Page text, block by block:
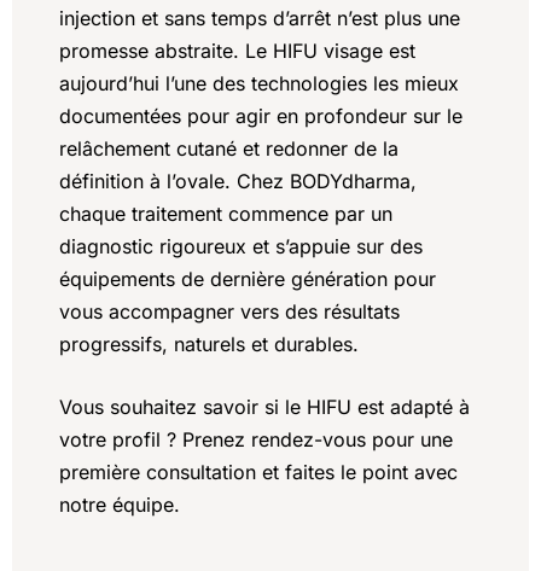
injection et sans temps d’arrêt n’est plus une
promesse abstraite. Le HIFU visage est
aujourd’hui l’une des technologies les mieux
documentées pour agir en profondeur sur le
relâchement cutané et redonner de la
définition à l’ovale. Chez BODYdharma,
chaque traitement commence par un
diagnostic rigoureux et s’appuie sur des
équipements de dernière génération pour
vous accompagner vers des résultats
progressifs, naturels et durables.
Vous souhaitez savoir si le HIFU est adapté à
votre profil ? Prenez rendez-vous pour une
première consultation et faites le point avec
notre équipe.